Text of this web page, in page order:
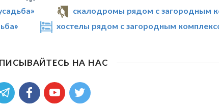
скалодромы рядом с загородным
хостелы рядом с загородным
НА НАС